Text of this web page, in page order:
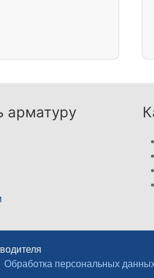
арматуру
Обработка персональных